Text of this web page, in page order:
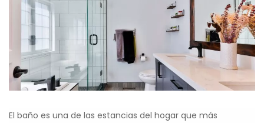
El baño es una de las estancias del hogar que más